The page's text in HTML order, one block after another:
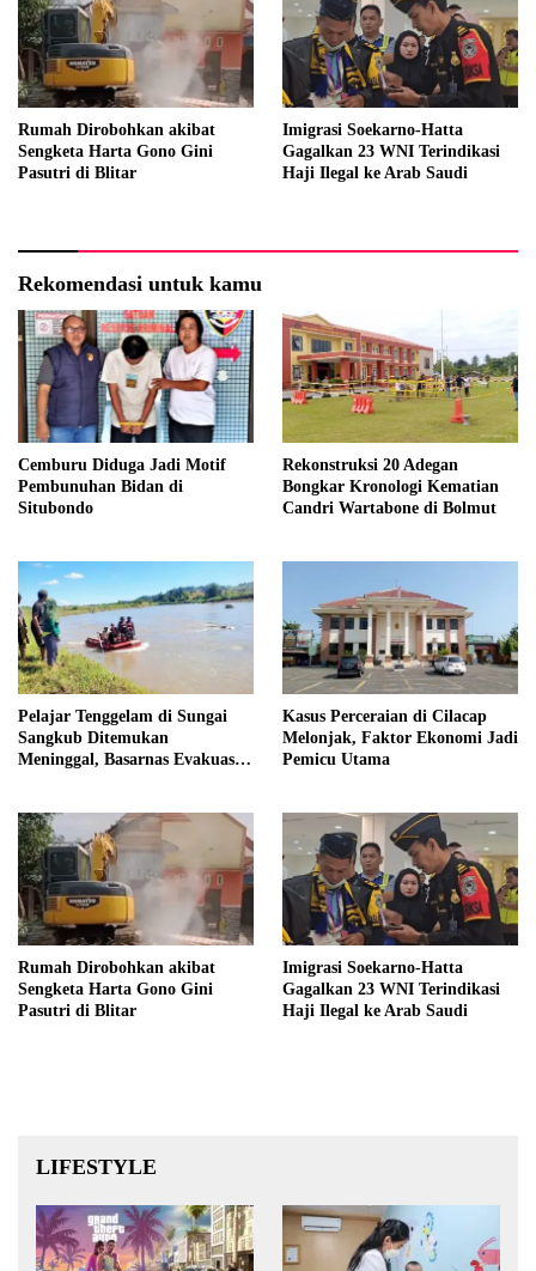
Rumah Dirobohkan akibat
Sengketa Harta Gono Gini
Pasutri di Blitar
Imigrasi Soekarno-Hatta
Gagalkan 23 WNI Terindikasi
Haji Ilegal ke Arab Saudi
Rekomendasi untuk kamu
Cemburu Diduga Jadi Motif
Pembunuhan Bidan di
Situbondo
Rekonstruksi 20 Adegan
Bongkar Kronologi Kematian
Candri Wartabone di Bolmut
Pelajar Tenggelam di Sungai
Sangkub Ditemukan
Meninggal, Basarnas Evakuasi
Kasus Perceraian di Cilacap
Melonjak, Faktor Ekonomi Jadi
Pemicu Utama
Rumah Dirobohkan akibat
Sengketa Harta Gono Gini
Pasutri di Blitar
Imigrasi Soekarno-Hatta
Gagalkan 23 WNI Terindikasi
Haji Ilegal ke Arab Saudi
LIFESTYLE